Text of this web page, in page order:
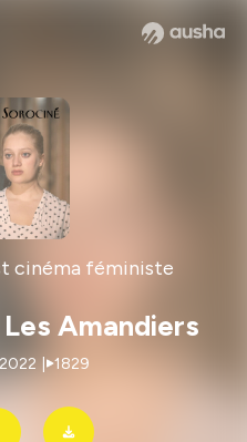
cinéma féministe
Amandiers
1829